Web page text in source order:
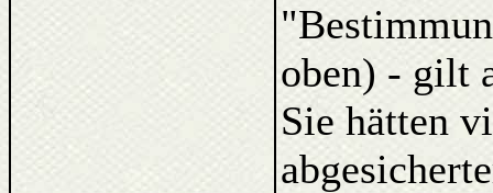
oben) - gilt
Sie hätten